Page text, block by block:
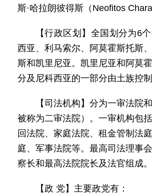
斯·哈拉朗彼得斯（Neofitos
【行政区划】全国划分为6
西亚、利马索尔、阿莫霍斯托斯
斯和凯里尼亚。凯里尼亚和阿莫
分及尼科西亚的一部分由土族控制
【司法机构】分为一审法院
被称为二审法院）。一审机构包
回法院、家庭法院、租金管制法
庭、军事法院等。最高司法理事
察长和最高法院院长及法官组成。
【政 党】主要政党有：